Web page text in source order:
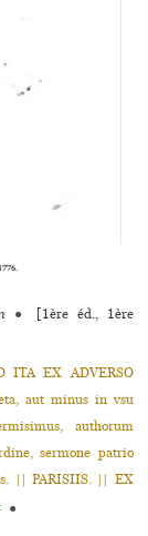
●
[1ère éd., 1ère
ITA EX ADVERSO
aut minus in vsu
authorum
sermone patrio
|| PARISIIS. || EX
●